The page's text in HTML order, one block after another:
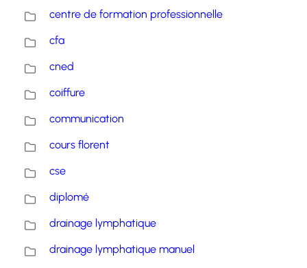
centre de formation professionnelle
cfa
cned
coiffure
communication
cours florent
cse
diplomé
drainage lymphatique
drainage lymphatique manuel